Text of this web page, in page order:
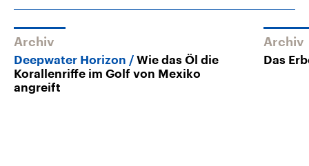
Archiv
Deepwater Horizon
Wie das Öl die
Korallenriffe im Golf von Mexiko
angreift
Archiv
Das